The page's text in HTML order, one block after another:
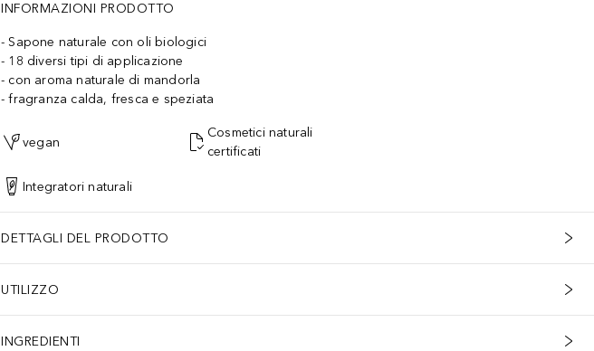
INFORMAZIONI PRODOTTO
Sapone naturale con oli biologici
18 diversi tipi di applicazione
con aroma naturale di mandorla
fragranza calda, fresca e speziata
vegan
Cosmetici naturali
certificati
Integratori naturali
DETTAGLI DEL PRODOTTO
UTILIZZO
INGREDIENTI